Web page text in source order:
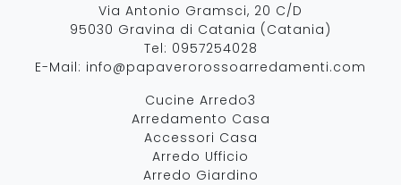
Via Antonio Gramsci, 20 C/D
95030 Gravina di Catania (Catania)
Tel: 0957254028
E-Mail: info@papaverorossoarredamenti.com
Cucine Arredo3
Arredamento Casa
Accessori Casa
Arredo Ufficio
Arredo Giardino